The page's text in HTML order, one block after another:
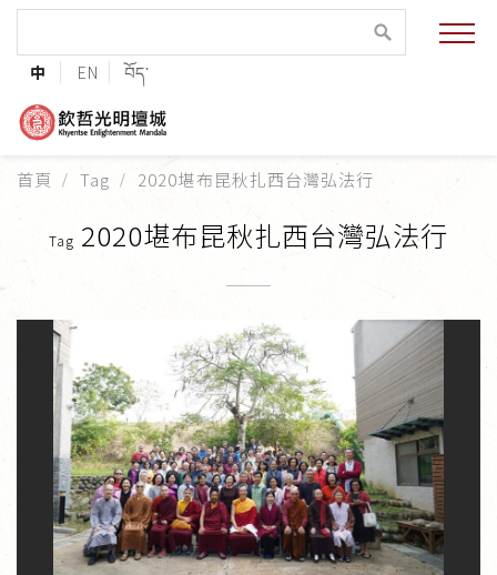
中 EN བོད་
緣起與願景
法王與上師的祝福
培植福田
巴麥欽哲傳承
第三世巴麥欽哲仁波切
傳承上師授證
首頁 Tag 2020堪布昆秋扎西台灣弘法行
Tag 2020堪布昆秋扎西台灣弘法行